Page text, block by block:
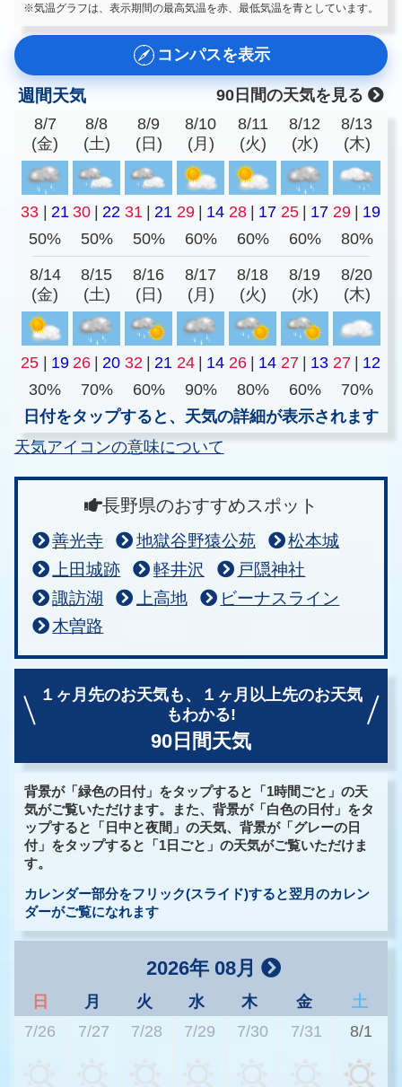
※気温グラフは、表示期間の最高気温を赤、最低気温を青としています。
コンパスを表示
週間天気
90日間の天気を見る
8/7
(金)
8/8
(土)
8/9
(日)
8/10
(月)
8/11
(火)
8/12
(水)
8/13
(木)
33 | 21 30 | 22 31 | 21 29 | 14 28 | 17 25 | 17 29 | 19
50%
50% 50% 60% 60% 60% 80%
8/14
(金)
8/15
(土)
8/16
(日)
8/17
(月)
8/18
(火)
8/19
(水)
8/20
(木)
25 | 19 26 | 20 32 | 21 24 | 14 26 | 14 27 | 13 27 | 12
30%
70% 60% 90% 80% 60%
70%
日付をタップすると、天気の詳細が表示されます
天気アイコンの意味について
長野県のおすすめスポット
善光寺 地獄谷野猿公苑
松本城
上田城跡
軽井沢
戸隠神社
諏訪湖
上高地
ビーナスライン
木曽路
１ヶ月先のお天気も、
１ヶ月以上先のお天気
もわかる!
90日間天気
背景が「緑色の日付」をタップすると「1時間ごと」の天
気がご覧いただけます。また、背景が「白色の日付」をタ
ップすると「日中と夜間」の天気、背景が「グレーの日
付」をタップすると「1日ごと」の天気がご覧いただけま
す。
カレンダー部分をフリック(スライド)すると翌月のカレン
ダーがご覧になれます
2026年 08月
日 月 火 水 木 金
土
7/26
7/27 7/28 7/29 7/30 7/31 8/1